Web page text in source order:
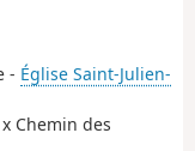
- Église Saint-Julien-
Chemin des